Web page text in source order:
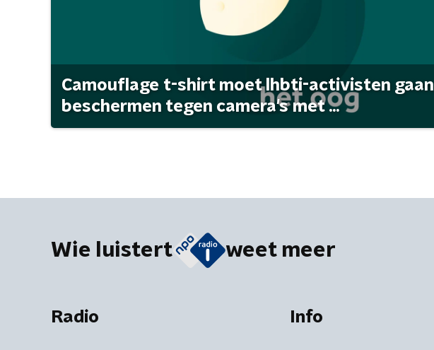
Camouflage t-shirt moet lhbti-activisten gaan
beschermen tegen camera's met ...
Wie luistert weet meer
Radio Info